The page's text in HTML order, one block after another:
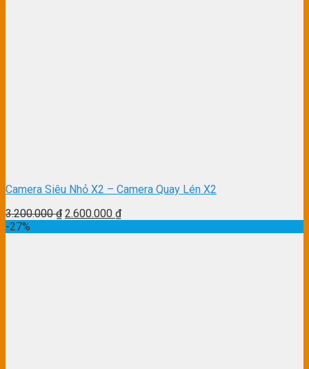
Camera Siêu Nhỏ X2 – Camera Quay Lén X2
3.200.000₫ 2.600.000 ₫
-27%